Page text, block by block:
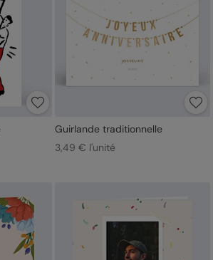
Guirlande traditionnelle
3,49 € l'unité